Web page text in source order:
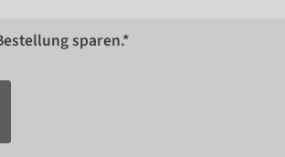
sparen.*